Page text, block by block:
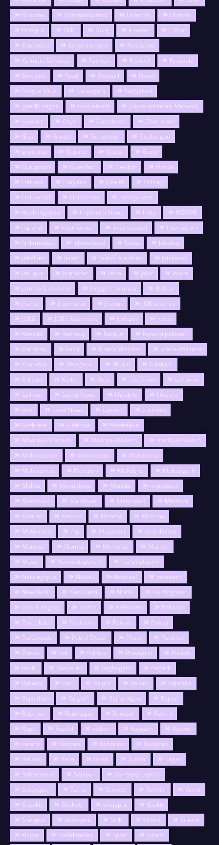
Dharma
Dharma&Jotishi Dharmik
Dharnik
Dholpur
Dilhi Durg e paper
Editor
Education
Entertainment
Faridabad
Farmers Services
Fashion Festival
Festivals
Festivels
Food Football
Fraud
Fungus Virus
Gairatganj
Gajiyabad
gandhi nagar
Gariyaband
Gaurela-Pendra-Marwahi
Gawlior
Gaya Gaziabaad
Ghaziabad
Goa
Gonda Gorakhpur
Gouhargan
govt.jobs
Gujarat Gujrat
Guna
Gurugram
Guwahati Gwalior
Harda
Hariyna
Haryana Health
History
Hollywood
Horoscope
hosagabade
Hoshangabad
Important News India
INDORE
ingland
Internatinal international
Internationl
Ishlamabad
islamabaad Itawa
Jabalpu
Jabalpur
Jaipur jaipur rajasthan
Jaisalmer
Jaitupur
Jalandhar Jalna jalor
Jalore
jammu & kashmir
Janggir chaampa
Jhabua
Jhansi
Jharkhand Jirapur
JOB vacancy
JOBS
JOBS Rcuirment Jodhpur
jyotis
Kanada
Kannauj Kanpur
Karachi pakistan
Karnatak
katni Khana Khazana
khana-khazana
Khandwa
Khargone Khurai
kolakata
Kolkata
Korba Kota l Lucknow
Lakhnow
Lalitpur
Latest News life style
lifestyle
Live
Local News London
Lucknow
Ludhiana
Lukhnow
Machalpur
Madhaya Pradesh
Madhya Pradesh
madhyaPradesh
Maharashtra
Maharastra
Maharatra
Maharshtra
Mainpuri Makdone
Malhargarh
Malwa
Mandideep Mandla
mandosur
Mandsaur
Mandsuar Manmpuri
Mathura
Meerut
Mexico Morena
Moscow
Motivation
mp Mugawali
mukulsaray
Mumbai
Mumbi Mumnbai
Murder
Music
Narmadapuram
Narsinghgarh
Narsinghpur
Nashik National
neemach
New Dehli
New Delhi Noida
Nursinghpur
Obaidullaganj
outfits Pakistaan
Pakistan
Panchkula
Panipath Panjab
Panna
Paraswada
Petrol Diesel Photo
Poetries
Poitics
pol Politics Prayagraj
Punjab
Rachi
Raebareli Raghogarh
raigarh
Railway
Rain Raipur Raisen
Rajastha
Rajasthan
Rajgarh Rajnandgao
Rajpur
Rajsthan
Ramnagar Rampur
Ranchi
Rape
Rasifal ratlam Raygarh
Raypur
recent
Recipes Religions
Religious
Relison
Reva Rewa Russia
Sagar
Saharanpur
Sajapur
Samsung Laptop
Sarangpur
Satna Science Sehore
Seoni
Shaakti
Shahdol shajapur
Shakti
Sheopur
Sheopure Sidhi Sihore
Silwani
singer
social media Sport
Sports